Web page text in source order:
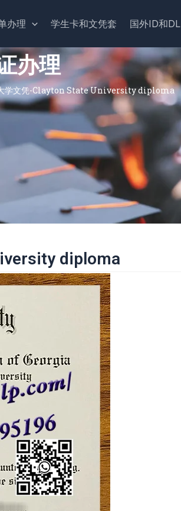
办理 学生卡和文凭套 国外ID和DL
办理
学文凭-Clayton State University diploma
diploma